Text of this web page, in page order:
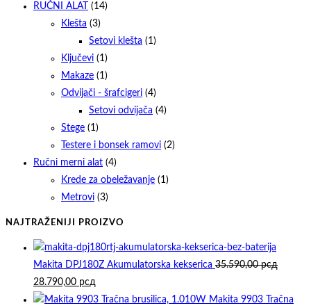
RUČNI ALAT
(14)
Klešta (3)
Setovi klešta (1)
Ključevi (1)
Makaze (1)
Odvijači - šrafcigeri (4)
Setovi odvijača (4)
Stege (1)
Testere i bonsek ramovi (2)
Ručni merni alat (4)
Krede za obeležavanje (1)
Metrovi (3)
NAJTRAŽENIJI PROIZVO
Makita DPJ180Z Akumulatorska kekserica 35.590,00рсд
Originalna
cena
28.790,00 рсд
cena
Makita 9903 Tračna